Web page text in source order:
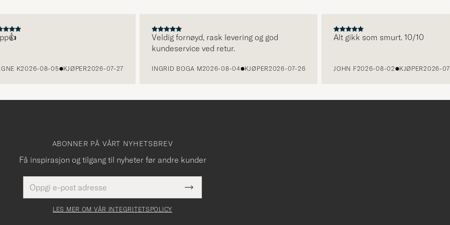
K2026-08-05 KJØPER2026-07-27
Veldig fornøyd, rask levering og god
kundeservice ved retur.
INGRID BOGA M2026-08-04 KJØPER2026-07-26
Alt gikk som smurt. 10/10
JOHN F2026-08-02 KJØPER2026-07-24
ABONNER PÅ VÅRT NYHETSBREV
Få inspirasjon og tilgang til nyheter før andre kunder
postadresse
Dette
felt
Submit
Newsletter
LES MER OM VÅR INTEGRITETSPOLICY